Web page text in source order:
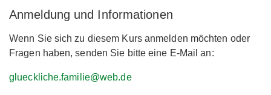
Anmeldung und Informationen
Wenn Sie sich zu diesem Kurs anmelden möchten oder
Fragen haben, senden Sie bitte eine E-Mail an:
glueckliche.familie@web.de